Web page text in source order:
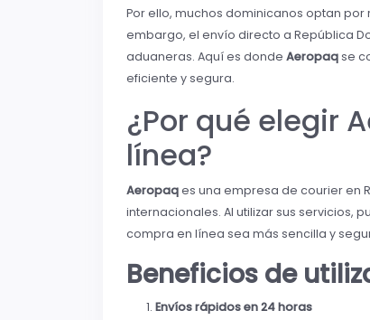
Por ello, muchos dominicanos optan
embargo, el envío directo a República
aduaneras. Aquí es donde Aeropaqse
eficiente y segura.
¿Por qué elegir
línea?
Aeropaqes una empresa de courier en
internacionales. Al utilizar sus servicios,
compra en línea sea más sencilla y
Beneficios de
Envíos rápidos en 24 horas